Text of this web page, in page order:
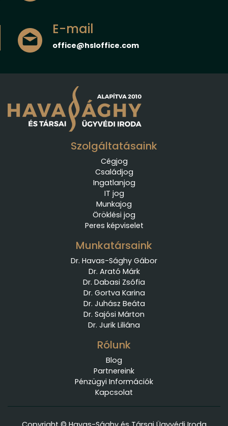
E-mail
office@hsloffice.com
Szolgáltatásaink
Cégjog
Családjog
Ingatlanjog
IT jog
Munkajog
Öröklési jog
Peres képviselet
Munkatársaink
Dr. Havas-Sághy Gábor
Dr. Arató Márk
Dr. Dabasi Zsófia
Dr. Gortva Karina
Dr. Juhász Beáta
Dr. Sajósi Márton
Dr. Jurik Liliána
Rólunk
Blog
Partnereink
Pénzügyi Információk
Kapcsolat